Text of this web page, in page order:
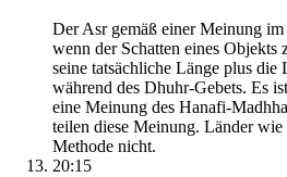
Der Asr gemäß einer Meinung
wenn der Schatten eines
seine tatsächliche Länge plus die
während des Dhuhr-Gebets. Es
eine Meinung des Hanafi-
teilen diese Meinung. Länder
Methode nicht.
20:15